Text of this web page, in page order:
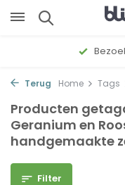
Terug Home Tags
Producten
Geranium en
handgemaakte
Filter